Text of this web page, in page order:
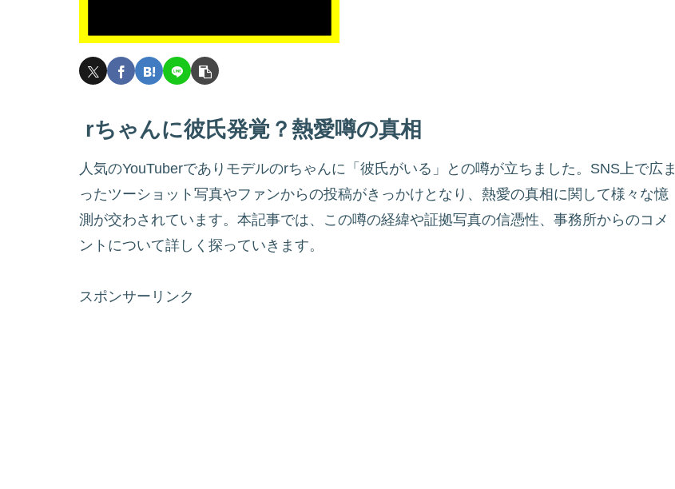
rちゃんに彼氏発覚？熱愛噂の真相
人気のYouTuberでありモデルのrちゃんに「彼氏がいる」との噂が立ちました。SNS上で広ま
ったツーショット写真やファンからの投稿がきっかけとなり、熱愛の真相に関して様々な憶
測が交わされています。本記事では、この噂の経緯や証拠写真の信憑性、事務所からのコメ
ントについて詳しく探っていきます。
スポンサーリンク